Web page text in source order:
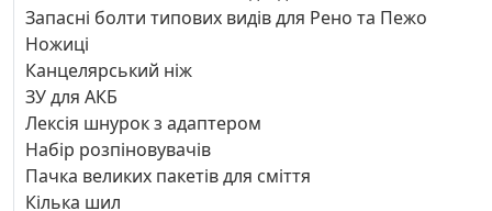
Запасні болти типових видів для Рено та Пежо
Ножиці
Канцелярський ніж
ЗУ для АКБ
Лексія шнурок з адаптером
Набір розпіновувачів
Пачка великих пакетів для сміття
Кілька шил